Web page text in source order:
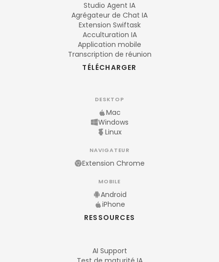
Studio Agent IA
Agrégateur de Chat IA
Extension Swiftask
Acculturation IA
Application mobile
Transcription de réunion
TÉLÉCHARGER
DESKTOP
Mac
Windows
Linux
NAVIGATEUR
Extension Chrome
MOBILE
Android
iPhone
RESSOURCES
AI Support